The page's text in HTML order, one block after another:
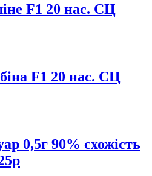
F1 20 нас. СЦ
F1 20 нас. СЦ
0,5г 90% схожість